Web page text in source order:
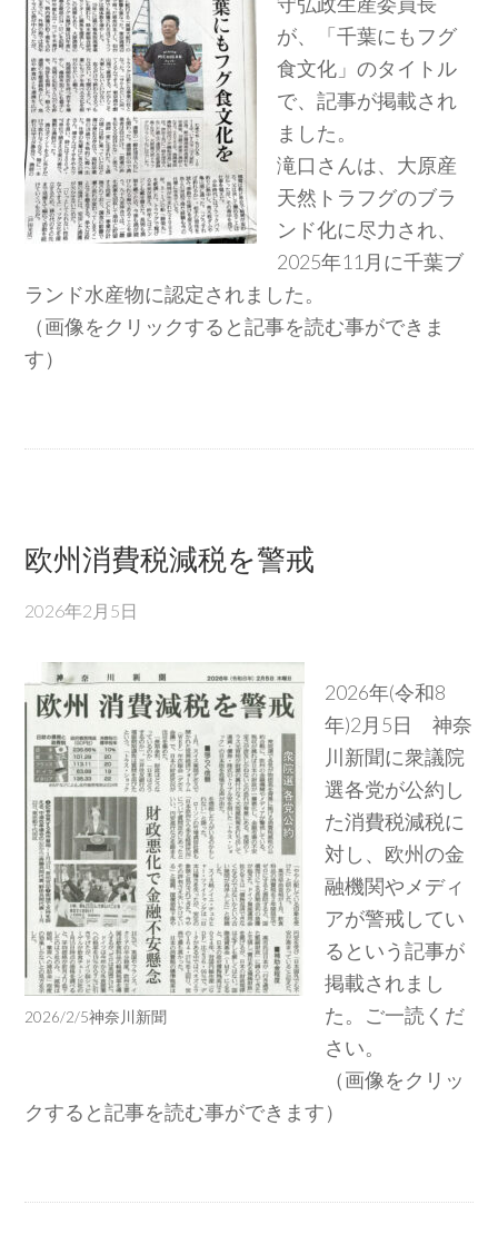
が、「千葉にもフグ
食文化」のタイトル
で、記事が掲載され
ました。
滝口さんは、大原産
天然トラフグのブラ
ンド化に尽力され、
2025年11月に千葉ブ
ランド水産物に認定されました。
（画像をクリックすると記事を読む事ができま
す）
欧州消費税減税を警戒
2026年2月5日
2026/2/5神奈川新聞
2026年(令和8
年)2月5日 神奈
川新聞に衆議院
選各党が公約し
た消費税減税に
対し、欧州の金
融機関やメディ
アが警戒してい
るという記事が
掲載されまし
た。ご一読くだ
さい。
（画像をクリッ
クすると記事を読む事ができます）